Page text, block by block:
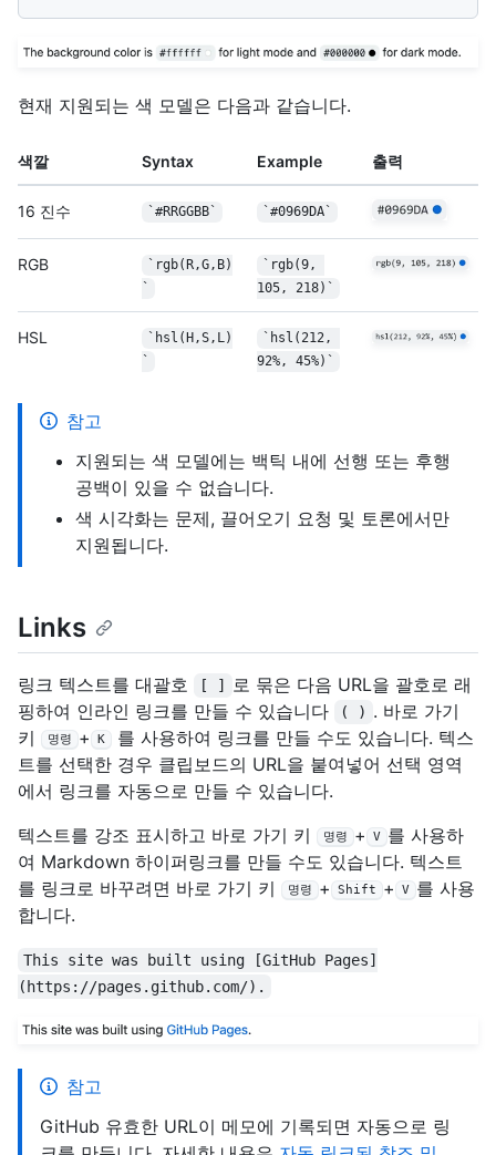
현재 지원되는 색 모델은 다음과 같습니다.
색깔 Syntax Example 출력
16 진수 `#RRGGBB` `#0969DA`
RGB
`rgb(R,G,B)
`
`rgb(9,
105, 218)`
HSL
`hsl(H,S,L)
`
`hsl(212,
92%, 45%)`
참고
지원되는 색 모델에는 백틱 내에 선행 또는 후행
공백이 있을 수 없습니다.
색 시각화는 문제, 끌어오기 요청 및 토론에서만
지원됩니다.
Links
링크 텍스트를 대괄호 [ ]
로 묶은 다음 URL을 괄호로 래
핑하여 인라인 링크를 만들 수 있습니다
( ) . 바로 가기
키
명령 + K
를 사용하여 링크를 만들 수도 있습니다. 텍스
트를 선택한 경우 클립보드의 URL을 붙여넣어 선택 영역
에서 링크를 자동으로 만들 수 있습니다.
텍스트를 강조 표시하고 바로 가기 키
명령 + V 를 사용하
여 Markdown 하이퍼링크를 만들 수도 있습니다. 텍스트
를 링크로 바꾸려면 바로 가기 키
명령 + Shift + V 를 사용
합니다.
This site was built using [GitHub Pages]
(https://pages.github.com/).
참고
GitHub 유효한 URL이 메모에 기록되면 자동으로 링